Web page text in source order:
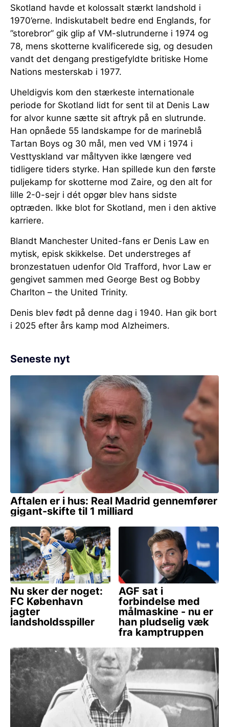
Skotland havde et kolossalt stærkt landshold i
1970’erne. Indiskutabelt bedre end Englands, for
”storebror” gik glip af VM-slutrunderne i 1974 og
78, mens skotterne kvalificerede sig, og desuden
vandt det dengang prestigefyldte britiske Home
Nations mesterskab i 1977.
Uheldigvis kom den stærkeste internationale
periode for Skotland lidt for sent til at Denis Law
for alvor kunne sætte sit aftryk på en slutrunde.
Han opnåede 55 landskampe for de marineblå
Tartan Boys og 30 mål, men ved VM i 1974 i
Vesttyskland var måltyven ikke længere ved
tidligere tiders styrke. Han spillede kun den første
puljekamp for skotterne mod Zaire, og den alt for
lille 2-0-sejr i dét opgør blev hans sidste
optræden. Ikke blot for Skotland, men i den aktive
karriere.
Blandt Manchester United-fans er Denis Law en
mytisk, episk skikkelse. Det understreges af
bronzestatuen udenfor Old Trafford, hvor Law er
gengivet sammen med George Best og Bobby
Charlton – the United Trinity.
Denis blev født på denne dag i 1940. Han gik bort
i 2025 efter års kamp mod Alzheimers.
Seneste nyt